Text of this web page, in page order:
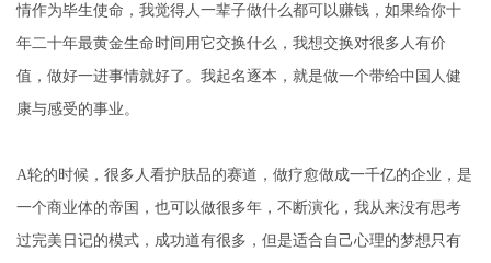
情作为毕生使命，我觉得人一辈子做什么都可以赚钱，如果给你十
年二十年最黄金生命时间用它交换什么，我想交换对很多人有价
值，做好一进事情就好了。我起名逐本，就是做一个带给中国人健
康与感受的事业。
A轮的时候，很多人看护肤品的赛道，做疗愈做成一千亿的企业，是
一个商业体的帝国，也可以做很多年，不断演化，我从来没有思考
过完美日记的模式，成功道有很多，但是适合自己心理的梦想只有